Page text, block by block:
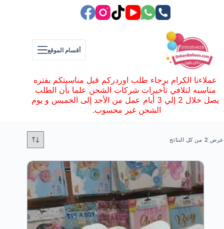
أقسام الموقع
عملاءنا الكرام برجاء طلب اوردركم قبل مناسبتكم بفتره
مناسبه لتلافي تأخيرات شركات الشحن علما بأن الطلب
يصل خلال 2 إلي 3 أيام عمل من الأحد إلى الخميس و يوم
الشحن غير محسوب.
عرض ⁦2⁩ من كل النتائج
تم
الأحدث